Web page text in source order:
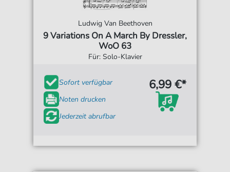
Ludwig Van Beethoven
9 Variations On A March By Dressler,
WoO 63
Für: Solo-Klavier
Sofort verfügbar
Noten drucken
Jederzeit abrufbar
6,99 €*